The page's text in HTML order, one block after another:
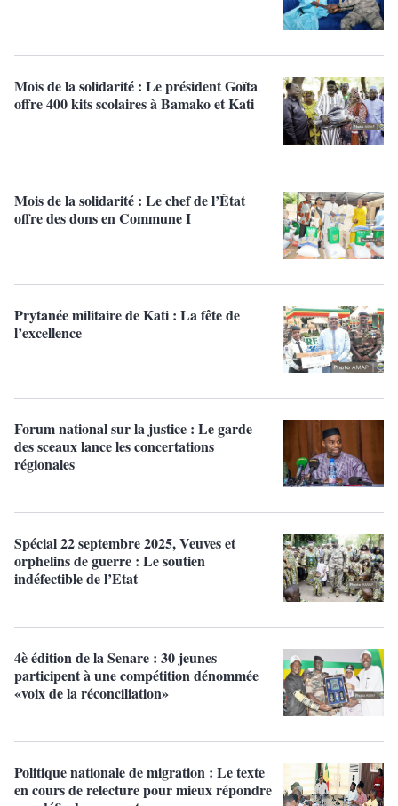
Mois de la solidarité : Le président Goïta
offre 400 kits scolaires à Bamako et Kati
Mois de la solidarité : Le chef de l’État
offre des dons en Commune I
Prytanée militaire de Kati : La fête de
l’excellence
Forum national sur la justice : Le garde
des sceaux lance les concertations
régionales
Spécial 22 septembre 2025, Veuves et
orphelins de guerre : Le soutien
indéfectible de l’Etat
4è édition de la Senare : 30 jeunes
participent à une compétition dénommée
«voix de la réconciliation»
Politique nationale de migration : Le texte
en cours de relecture pour mieux répondre